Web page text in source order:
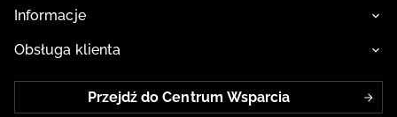
Informacje
Obsługa klienta
Przejdź do Centrum Wsparcia